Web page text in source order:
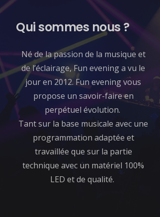
Qui sommes nous ?
​Né de la passion de la musique et
de l’éclairage, Fun evening a vu le
jour en 2012. Fun evening vous
propose un savoir-faire en
perpétuel évolution.
Tant sur la base musicale avec une
programmation adaptée et
travaillée que sur la partie
technique avec un matériel 100%
LED et de qualité.